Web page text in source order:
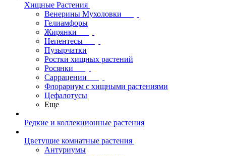
Хищные Растения
Венерины Мухоловки
Гелиамфоры
Жирянки
Непентесы
Пузырчатки
Ростки хищных растений
Росянки
Саррацении
Флорариум с хищными растениями
Цефалотусы
Еще
Редкие и коллекционные растения
Цветущие комнатные растения
Антуриумы